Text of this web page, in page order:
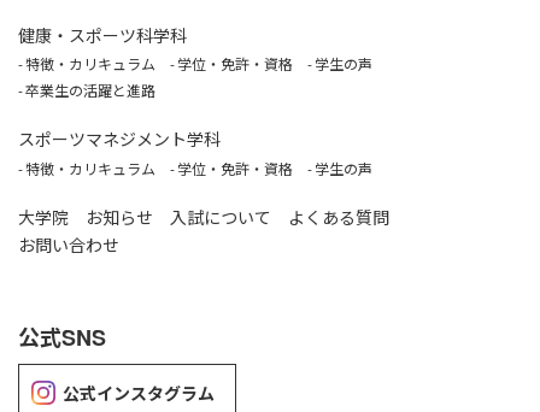
健康・スポーツ科学科
特徴・カリキュラム 学位・免許・資格
学生の声
卒業生の活躍と進路
スポーツマネジメント学科
特徴・カリキュラム 学位・免許・資格 学生の声
大学院 お知らせ 入試について
よくある質問
お問い合わせ
公式SNS
公式インスタグラム